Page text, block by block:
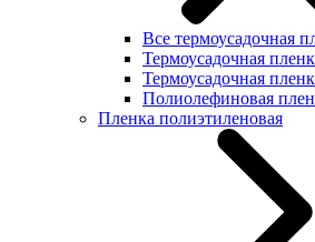
Все термоусадочная
Термоусадочная
Термоусадочная
Полиолефиновая
Пленка полиэтиленовая